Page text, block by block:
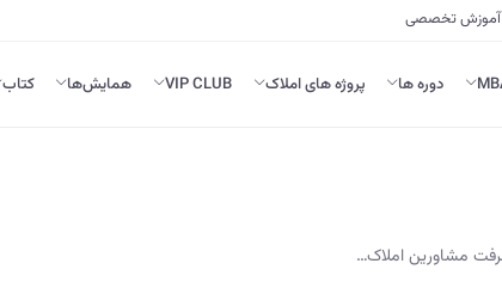
آموزش تخصصی
دوره ها پروژه های املاک VIP CLUB همایش‌ها کتاب
مشاورین املاک…